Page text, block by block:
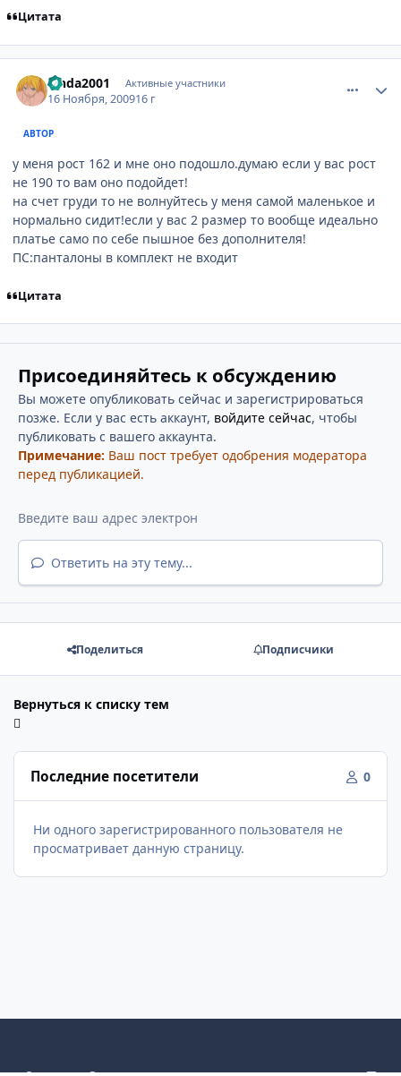
Цитата
Linda2001 Активные участники
16 Ноября, 200916 г
АВТОР
у меня рост 162 и мне оно подошло.думаю если у вас рост
не 190 то вам оно подойдет!
на счет груди то не волнуйтесь у меня самой маленькое и
нормально сидит!если у вас 2 размер то вообще идеально
платье само по себе пышное без дополнителя!
ПС:панталоны в комплект не входит
Цитата
Присоединяйтесь к обсуждению
Вы можете опубликовать сейчас и зарегистрироваться
позже. Если у вас есть аккаунт, войдите сейчас, чтобы
публиковать с вашего аккаунта.
Примечание: Ваш пост требует одобрения модератора
перед публикацией.
Ответить на эту тему...
Поделиться Подписчики
Вернуться к списку тем
Последние посетители 0
Ни одного зарегистрированного пользователя не
просматривает данную страницу.
Светлый режим
Темный режим
Как в системе